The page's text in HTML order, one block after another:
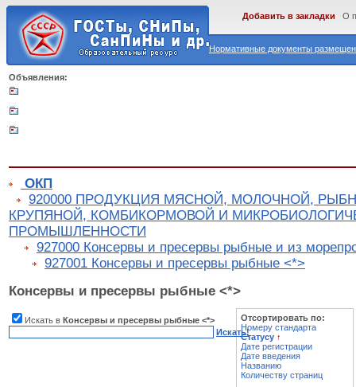
Нормативные документы
Добавить в закладки О
Объявления:
ОКП
920000 ПРОДУКЦИЯ МЯСНОЙ, МОЛОЧНОЙ,
КРУПЯНОЙ, КОМБИКОРМОВОЙ И
ПРОМЫШЛЕННОСТИ
927000 Консервы и пресервы рыбные и из
927001 Консервы и пресервы рыбные <*>
Консервы и пресервы рыбные <*>
Искать в Консервы и пресервы рыбные <*>
Искать!
Отсортировать по:
Номеру стандарта
Статусу ↑
Дате регистрации
Дате введения
Названию
Количеству страниц